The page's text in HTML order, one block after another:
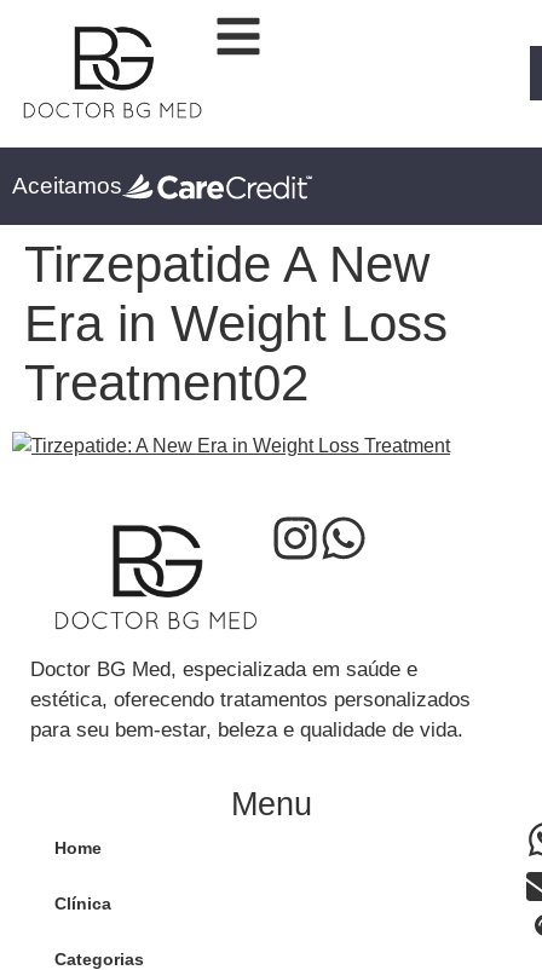
Aceitamos
Tirzepatide A New
Era in Weight Loss
Treatment02
Doctor BG Med, especializada em saúde e
estética, oferecendo tratamentos personalizados
para seu bem-estar, beleza e qualidade de vida.
Menu
Home
Clínica
Categorias